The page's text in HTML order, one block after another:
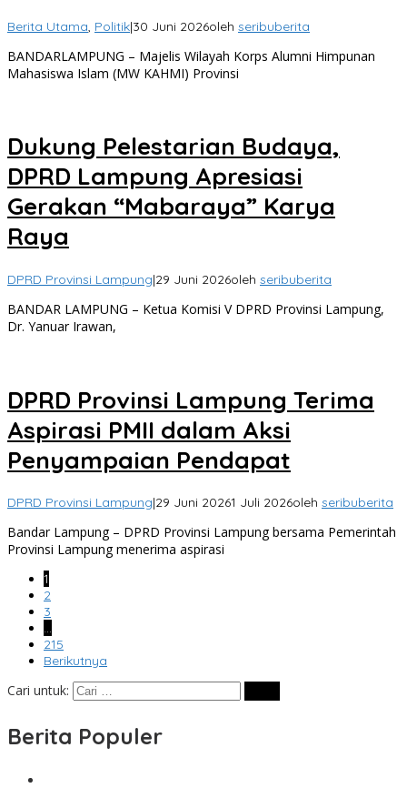
Berita Utama, Politik|30 Juni 2026oleh seribuberita
BANDARLAMPUNG – Majelis Wilayah Korps Alumni Himpunan
Mahasiswa Islam (MW KAHMI) Provinsi
Dukung Pelestarian Budaya,
DPRD Lampung Apresiasi
Gerakan “Mabaraya” Karya
Raya
DPRD Provinsi Lampung|29 Juni 2026oleh seribuberita
BANDAR LAMPUNG – Ketua Komisi V DPRD Provinsi Lampung,
Dr. Yanuar Irawan,
DPRD Provinsi Lampung Terima
Aspirasi PMII dalam Aksi
Penyampaian Pendapat
DPRD Provinsi Lampung|29 Juni 20261 Juli 2026oleh seribuberita
Bandar Lampung – DPRD Provinsi Lampung bersama Pemerintah
Provinsi Lampung menerima aspirasi
1
2
3
…
215
Berikutnya
Cari untuk:
Berita Populer